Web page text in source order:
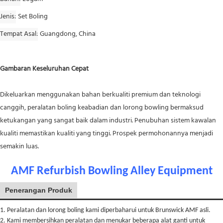
Jenis Set Boling
Tempat Asal Guangdong, China
Gambaran Keseluruhan Cepat
Dikeluarkan menggunakan bahan berkualiti premium dan teknologi
canggih, peralatan boling keabadian dan lorong bowling bermaksud
ketukangan yang sangat baik dalam industri. Penubuhan sistem kawalan
kualiti memastikan kualiti yang tinggi. Prospek permohonannya menjadi
semakin luas.
AMF Refurbish Bowling Alley Equipment
Penerangan Produk
1. Peralatan dan lorong boling kami diperbaharui untuk Brunswick AMF asli.
2. Kami membersihkan peralatan dan menukar beberapa alat ganti untuk